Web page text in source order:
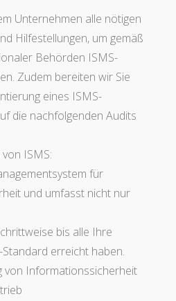
Unternehmen alle nötigen
Hilfestellungen, um gemäß
Behörden ISMS-
Zudem bereiten wir Sie
eines ISMS-
die nachfolgenden Audits
ISMS:
für
und umfasst nicht nur
bis alle Ihre
erreicht haben.
von Informationssicherheit